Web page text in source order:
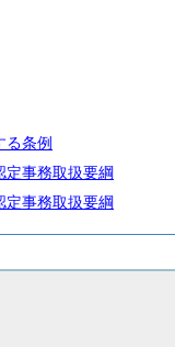
る条例
事務取扱要綱
事務取扱要綱